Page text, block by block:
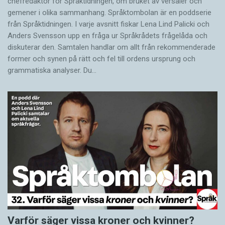
gemener i olika sammanhang. Språktombolan är en poddserie
från Språktidningen. I varje avsnitt fiskar Lena Lind Palicki och
Anders Svensson upp en fråga ur Språkrådets frågelåda och
diskuterar den. Samtalen handlar om allt från rekommenderade
former och synen på rätt och fel till ordens ursprung och
grammatiska analyser. Du…
Varför säger vissa kroner och kvinner?